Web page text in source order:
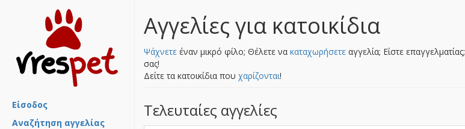
Είσοδος
Αναζήτηση αγγελίας
Αγγελίες για κατοικίδια
Ψάχνετε έναν μικρό φίλο; Θέλετε να καταχωρήσετε αγγελία; Είστε επαγγελματίας;
σας!
Δείτε τα κατοικίδια που χαρίζονται!
Τελευταίες αγγελίες